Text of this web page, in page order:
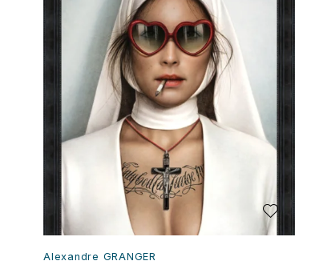
Alexandre GRANGER